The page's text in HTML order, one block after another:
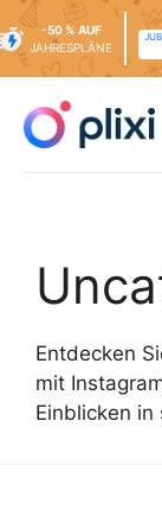
Inhalt
springen
-50 % AUF
JAHRESPLÄNE
Entdecken
mit
Einblicken